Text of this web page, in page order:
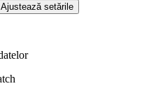
Ajustează setările